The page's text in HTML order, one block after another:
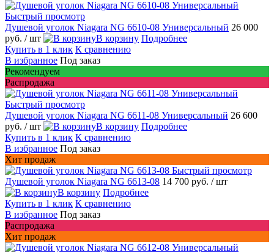
Быстрый просмотр
Душевой уголок Niagara NG 6610-08 Универсальный 26 000
руб. / шт В корзину Подробнее
Купить в 1 клик К сравнению
В избранное Под заказ
Рекомендуем
Распродажа
Быстрый просмотр
Душевой уголок Niagara NG 6611-08 Универсальный 26 600
руб. / шт В корзину Подробнее
Купить в 1 клик К сравнению
В избранное Под заказ
Хит продаж
Быстрый просмотр
Душевой уголок Niagara NG 6613-08 14 700 руб. / шт
В корзину Подробнее
Купить в 1 клик К сравнению
В избранное Под заказ
Распродажа
Хит продаж